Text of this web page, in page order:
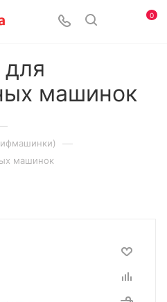
0
машинок
—
машинок